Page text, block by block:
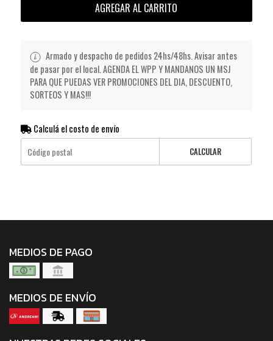
AGREGAR AL CARRITO
Armado y despacho de pedidos 24hs/48hs. Avisar antes
de pasar por el local. AGENDA EL WPP Y MANDANOS UN MSJ
PARA QUE PUEDAS VER PROMOCIONES DEL DIA, DESCUENTO,
SORTEOS Y MAS!!!
Calculá el costo de envío
CALCULAR
MEDIOS DE PAGO
MEDIOS DE ENVÍO